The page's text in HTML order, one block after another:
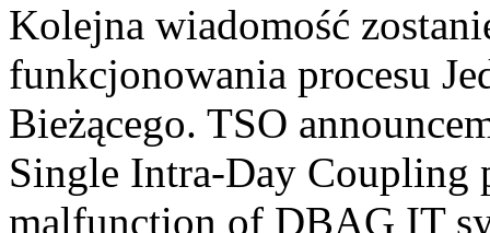
Kolejna wiadomość
funkcjonowania procesu
Bieżącego. TSO
Single Intra-Day Coupling
malfunction of DBAG IT